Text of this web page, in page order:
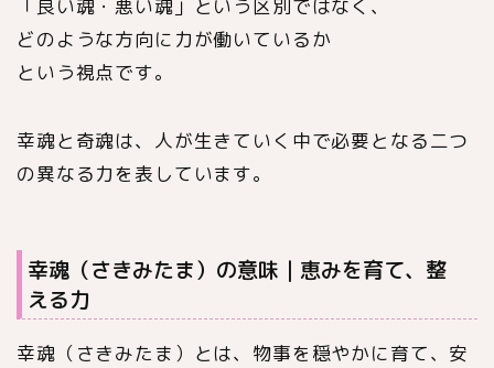
「良い魂・悪い魂」という区別ではなく、
どのような方向に力が働いているか
という視点です。
幸魂と奇魂は、人が生きていく中で必要となる二つ
の異なる力を表しています。
幸魂（さきみたま）の意味｜恵みを育て、整
える力
幸魂（さきみたま）とは、物事を穏やかに育て、安